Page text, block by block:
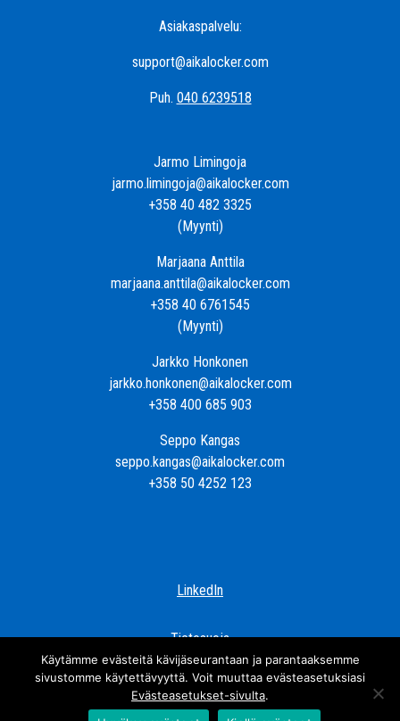
Asiakaspalvelu:
support@aikalocker.com
Puh. 040 6239518
Jarmo Limingoja
jarmo.limingoja@aikalocker.com
+358 40 482 3325
(Myynti)
Marjaana Anttila
marjaana.anttila@aikalocker.com
+358 40 6761545
(Myynti)
Jarkko Honkonen
jarkko.honkonen@aikalocker.com
+358 400 685 903
Seppo Kangas
seppo.kangas@aikalocker.com
+358 50 4252 123
LinkedIn
Tietosuoja
Käytämme evästeitä kävijäseurantaan ja parantaaksemme
sivustomme käytettävyyttä. Voit muuttaa evästeasetuksiasi
Evästeasetukset-sivulta.